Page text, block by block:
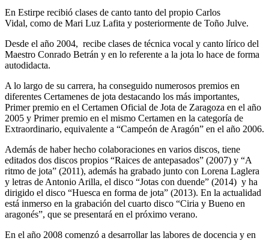
En Estirpe recibió clases de canto tanto del propio Carlos
Vidal, como de Mari Luz Lafita y posteriormente de Toño Julve.
Desde el año 2004, recibe clases de técnica vocal y canto lírico del
Maestro Conrado Betrán y en lo referente a la jota lo hace de forma
autodidacta.
A lo largo de su carrera, ha conseguido numerosos premios en
diferentes Certamenes de jota destacando los más importantes,
Primer premio en el Certamen Oficial de Jota de Zaragoza en el año
2005 y Primer premio en el mismo Certamen en la categoría de
Extraordinario, equivalente a “Campeón de Aragón” en el año 2006.
Además de haber hecho colaboraciones en varios discos, tiene
editados dos discos propios “Raices de antepasados” (2007) y “A
ritmo de jota” (2011), además ha grabado junto con Lorena Laglera
y letras de Antonio Arilla, el disco “Jotas con duende” (2014) y ha
dirigido el disco “Huesca en forma de jota” (2013). En la actualidad
está inmerso en la grabación del cuarto disco “Ciria y Bueno en
aragonés”, que se presentará en el próximo verano.
En el año 2008 comenzó a desarrollar las labores de docencia y en